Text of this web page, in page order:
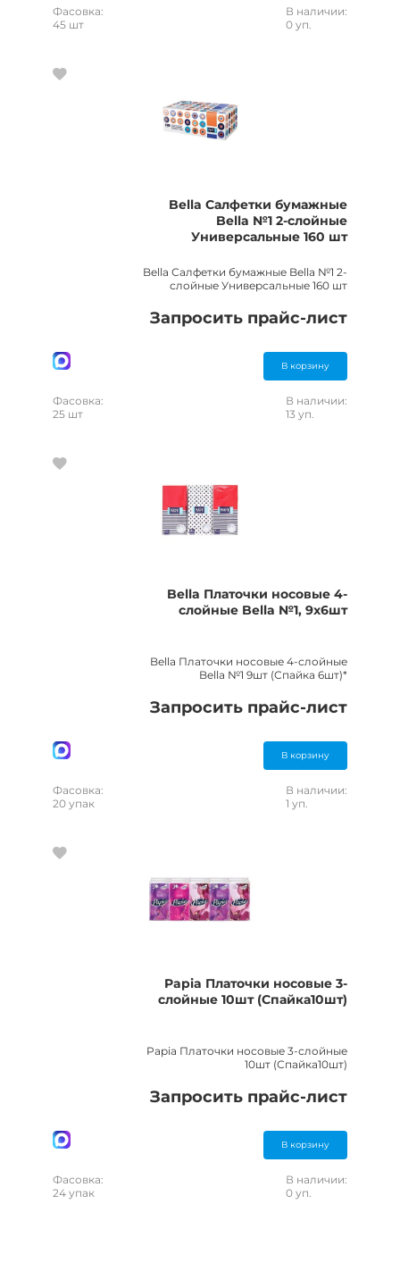
Фасовка:
45 шт
В наличии:
0 уп.
Bella Салфетки бумажные
Bella №1 2-слойные
Универсальные 160 шт
Bella Салфетки бумажные Bella №1 2-
слойные Универсальные 160 шт
Запросить прайс-лист
В корзину
Фасовка:
25 шт
В наличии:
13 уп.
Bella Платочки носовые 4-
слойные Bella №1, 9х6шт
Bella Платочки носовые 4-слойные
Bella №1 9шт (Спайка 6шт)*
Запросить прайс-лист
В корзину
Фасовка:
20 упак
В наличии:
1 уп.
Papia Платочки носовые 3-
слойные 10шт (Спайка10шт)
Papia Платочки носовые 3-слойные
10шт (Спайка10шт)
Запросить прайс-лист
В корзину
Фасовка:
24 упак
В наличии:
0 уп.